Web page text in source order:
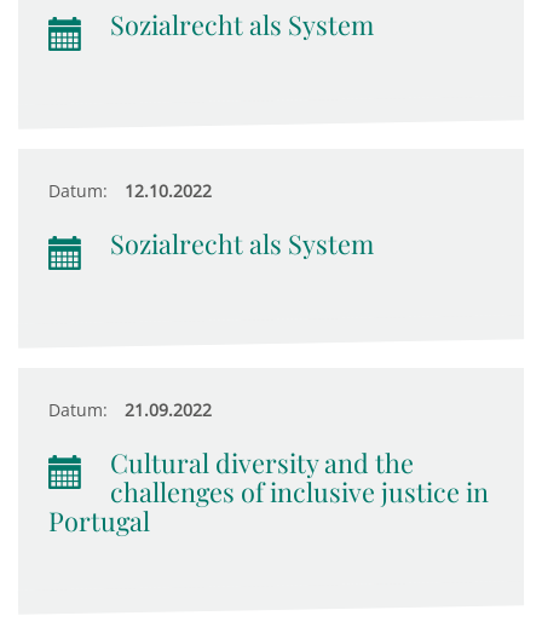
Sozialrecht als System
Datum: 12.10.2022
Sozialrecht als System
Datum: 21.09.2022
Cultural diversity and the
challenges of inclusive justice in
Portugal